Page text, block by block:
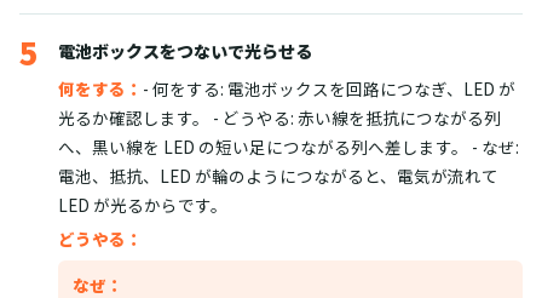
5
電池ボックスをつないで光らせる
何をする： - 何をする: 電池ボックスを回路につなぎ、LED が
光るか確認します。 - どうやる: 赤い線を抵抗につながる列
へ、黒い線を LED の短い足につながる列へ差します。 - なぜ:
電池、抵抗、LED が輪のようにつながると、電気が流れて
LED が光るからです。
どうやる：
なぜ：